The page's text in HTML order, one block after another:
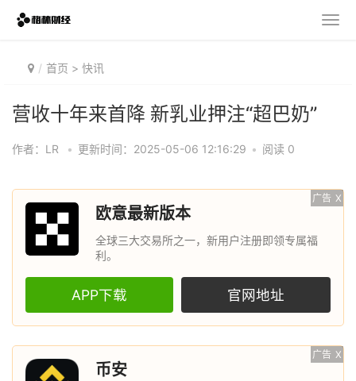
首页 > 快讯
营收十年来首降 新乳业押注“超巴奶”
作者：LR • 更新时间：2025-05-06 12:16:29 • 阅读 0
广告 X
欧意最新版本
全球三大交易所之一，新用户注册即领专属福
利。
APP下载 官网地址
广告 X
币安